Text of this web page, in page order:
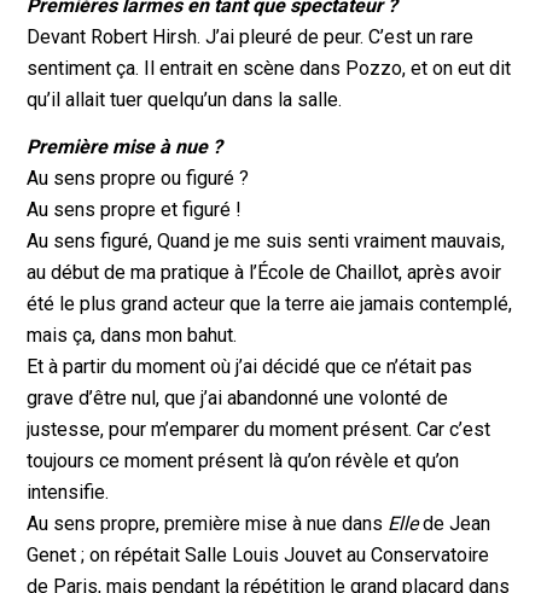
Premières larmes en tant que spectateur ?
Devant Robert Hirsh. J’ai pleuré de peur. C’est un rare
sentiment ça. Il entrait en scène dans Pozzo, et on eut dit
qu’il allait tuer quelqu’un dans la salle.
Première mise à nue ?
Au sens propre ou figuré ?
Au sens propre et figuré !
Au sens figuré, Quand je me suis senti vraiment mauvais,
au début de ma pratique à l’École de Chaillot, après avoir
été le plus grand acteur que la terre aie jamais contemplé,
mais ça, dans mon bahut.
Et à partir du moment où j’ai décidé que ce n’était pas
grave d’être nul, que j’ai abandonné une volonté de
justesse, pour m’emparer du moment présent. Car c’est
toujours ce moment présent là qu’on révèle et qu’on
intensifie.
Au sens propre, première mise à nue dans Ellede Jean
Genet ; on répétait Salle Louis Jouvet au Conservatoire
de Paris, mais pendant la répétition le grand placard dans